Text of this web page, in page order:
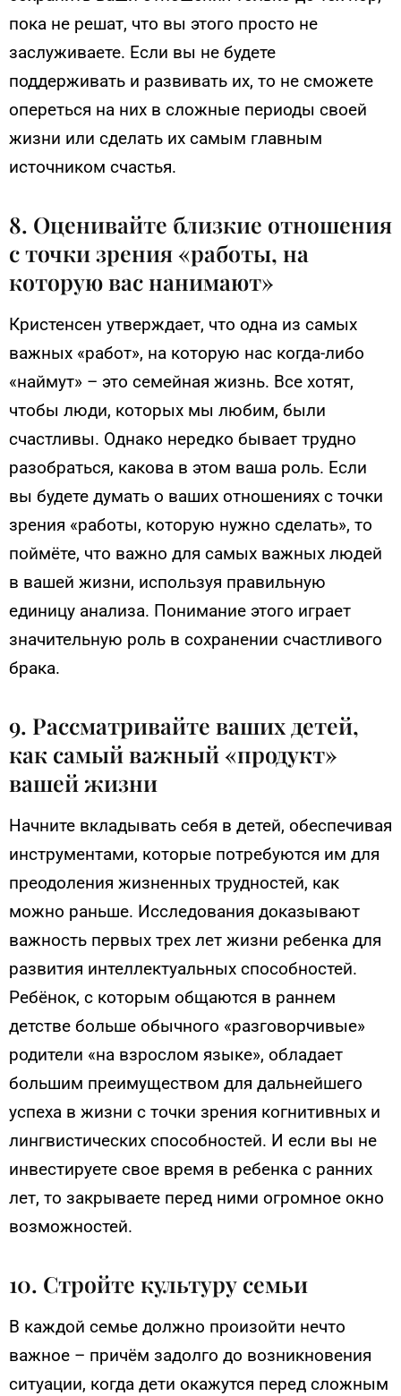
пока не решат, что вы этого просто не
заслуживаете. Если вы не будете
поддерживать и развивать их, то не сможете
опереться на них в сложные периоды своей
жизни или сделать их самым главным
источником счастья.
8. Оценивайте близкие отношения
с точки зрения «работы, на
которую вас нанимают»
Кристенсен утверждает, что одна из самых
важных «работ», на которую нас когда-либо
«наймут» – это семейная жизнь. Все хотят,
чтобы люди, которых мы любим, были
счастливы. Однако нередко бывает трудно
разобраться, какова в этом ваша роль. Если
вы будете думать о ваших отношениях с точки
зрения «работы, которую нужно сделать», то
поймёте, что важно для самых важных людей
в вашей жизни, используя правильную
единицу анализа. Понимание этого играет
значительную роль в сохранении счастливого
брака.
9. Рассматривайте ваших детей,
как самый важный «продукт»
вашей жизни
Начните вкладывать себя в детей, обеспечивая
инструментами, которые потребуются им для
преодоления жизненных трудностей, как
можно раньше. Исследования доказывают
важность первых трех лет жизни ребенка для
развития интеллектуальных способностей.
Ребёнок, с которым общаются в раннем
детстве больше обычного «разговорчивые»
родители «на взрослом языке», обладает
большим преимуществом для дальнейшего
успеха в жизни с точки зрения когнитивных и
лингвистических способностей. И если вы не
инвестируете свое время в ребенка с ранних
лет, то закрываете перед ними огромное окно
возможностей.
10. Стройте культуру семьи
В каждой семье должно произойти нечто
важное – причём задолго до возникновения
ситуации, когда дети окажутся перед сложным